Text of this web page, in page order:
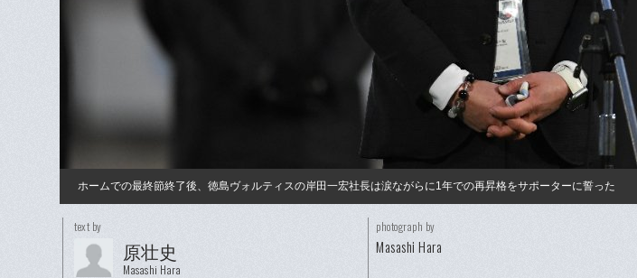
ホームでの最終節終了後、徳島ヴォルティスの岸田一宏社長は涙ながらに1年での再昇格をサポーターに誓った
text by
原壮史
Masashi Hara
photograph by
Masashi Hara